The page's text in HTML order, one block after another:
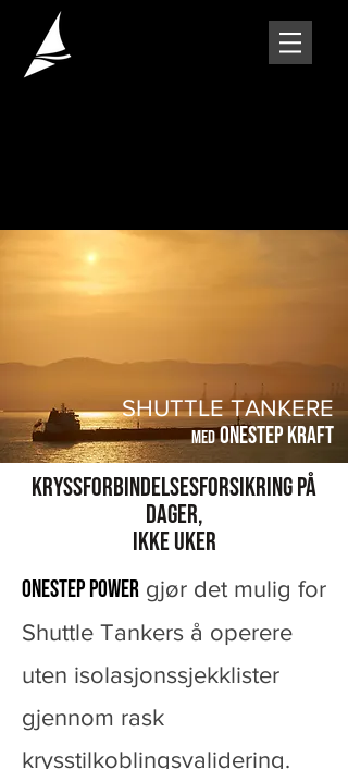
SHUTTLE TANKERE
MED ONESTEP KRAFT
Kryssforbindelsesforsikring på
dager,
ikke uker
OneStep Power gjør det mulig for
Shuttle Tankers å operere
uten isolasjonssjekklister
gjennom rask
krysstilkoblingsvalidering.